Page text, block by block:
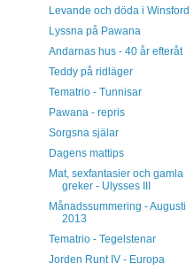
Levande och döda i Winsford
Lyssna på Pawana
Andarnas hus - 40 år efteråt
Teddy på ridläger
Tematrio - Tunnisar
Pawana - repris
Sorgsna själar
Dagens mattips
Mat, sexfantasier och gamla
greker - Ulysses III
Månadssummering - Augusti
2013
Tematrio - Tegelstenar
Jorden Runt IV - Europa